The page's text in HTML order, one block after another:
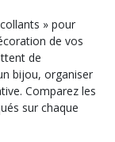
» pour
de vos
de
bijou, organiser
Comparez les
sur chaque